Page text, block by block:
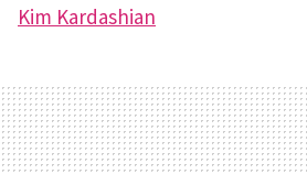
Kim Kardashian